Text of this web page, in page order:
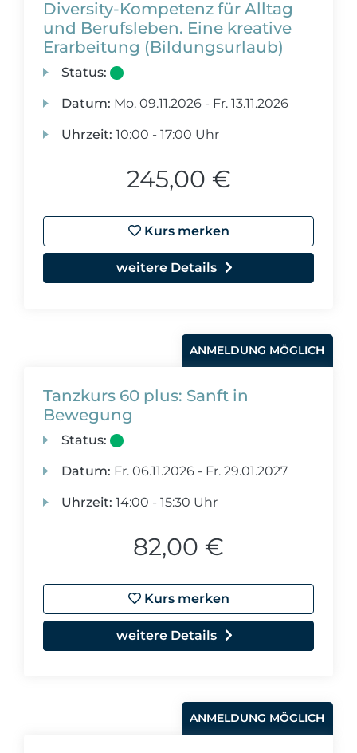
Diversity-Kompetenz für Alltag
und Berufsleben. Eine kreative
Erarbeitung (Bildungsurlaub)
Status:
Datum: Mo. 09.11.2026 - Fr. 13.11.2026
Uhrzeit: 10:00 - 17:00 Uhr
245,00 €
Kurs merken
weitere Details
ANMELDUNG MÖGLICH
Tanzkurs 60 plus: Sanft in
Bewegung
Status:
Datum: Fr. 06.11.2026 - Fr. 29.01.2027
Uhrzeit: 14:00 - 15:30 Uhr
82,00 €
Kurs merken
weitere Details
ANMELDUNG MÖGLICH